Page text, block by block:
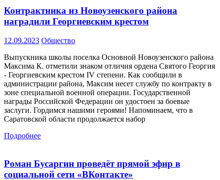
Контрактника из Новоузенского района
наградили Георгиевским крестом
12.09.2023 Общество
Выпускника школы поселка Основной Новоузенского района
Максима К. отметили знаком отличия ордена Святого Георгия
- Георгиевским крестом IV степени. Как сообщили в
администрации района, Максим несет службу по контракту в
зоне специальной военной операции. Государственной
награды Российской Федерации он удостоен за боевые
заслуги. Гордимся нашими героями! Напоминаем, что в
Саратовской области продолжается набор
Подробнее
Роман Бусаргин проведёт прямой эфир в
социальной сети «ВКонтакте»